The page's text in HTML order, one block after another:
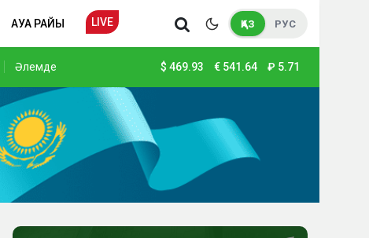
АУА РАЙЫ LIVE ҚАЗ РУС
Әлемде $ 469.93 € 541.64 ₽ 5.71